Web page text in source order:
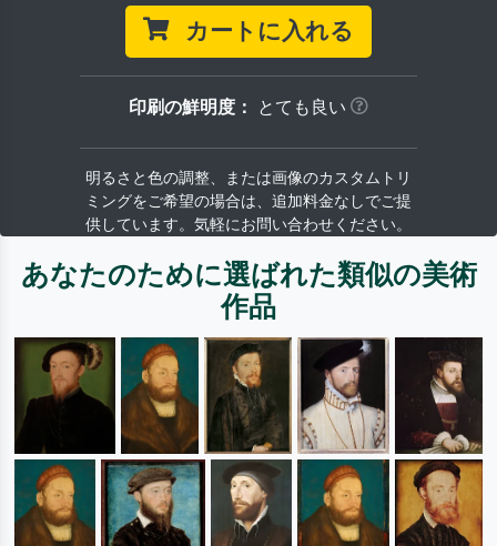
カートに入れる
印刷の鮮明度： とても良い
明るさと色の調整、または画像のカスタムトリ
ミングをご希望の場合は、追加料金なしでご提
供しています。気軽にお問い合わせください。
あなたのために選ばれた類似の美術
作品